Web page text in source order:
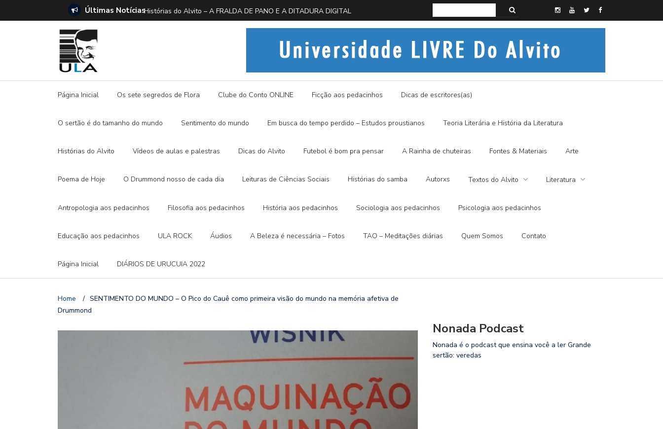
Últimas Notícias
E A DITADURA DIGITAL Histórias do Alvito – EM BUSCA DA BORBOLETA AZUL Histórias do Alvito – SEMI-MÍSTICO, SIM SENHOR
Página Inicial Os sete segredos de Flora Clube do Conto ONLINE Ficção aos pedacinhos Dicas de escritores(as)
O sertão é do tamanho do mundo Sentimento do mundo Em busca do tempo perdido – Estudos proustianos Teoria Literária e História da Literatura
Histórias do Alvito Vídeos de aulas e palestras Dicas do Alvito Futebol é bom pra pensar A Rainha de chuteiras Fontes & Materiais Arte
Poema de Hoje O Drummond nosso de cada dia Leituras de Ciências Sociais Histórias do samba Autorxs Textos do Alvito Literatura
Antropologia aos pedacinhos Filosofia aos pedacinhos História aos pedacinhos Sociologia aos pedacinhos Psicologia aos pedacinhos
Educação aos pedacinhos ULA ROCK Áudios A Beleza é necessária – Fotos TAO – Meditações diárias Quem Somos Contato
Página Inicial DIÁRIOS DE URUCUIA 2022
Home / SENTIMENTO DO MUNDO – O Pico do Cauê como primeira visão do mundo na memória afetiva de
Drummond
Nonada Podcast
Nonada é o podcast que ensina você a ler Grande
sertão: veredas